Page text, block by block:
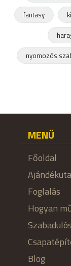
fantasy
nyomozós
MENÜ
Főoldal
Foglalás
Hogyan
Blog